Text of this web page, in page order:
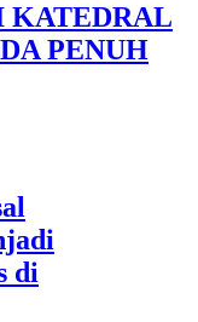
KATEDRAL
PENUH
di